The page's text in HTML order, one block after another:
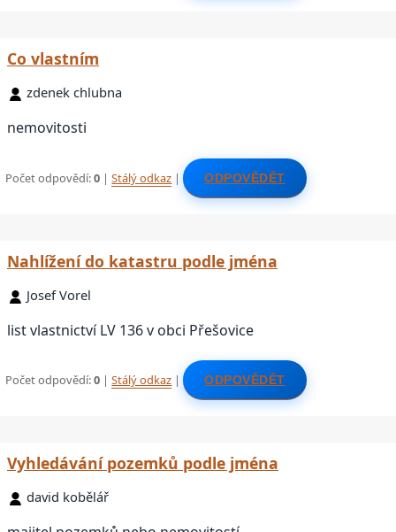
Co vlastním
zdenek chlubna
nemovitosti
Počet odpovědí:0 |Stálý odkaz | ODPOVĚDĚT
Nahlížení do katastru podle jména
Josef Vorel
list vlastnictví LV 136 v obci Přešovice
Počet odpovědí:0 |Stálý odkaz | ODPOVĚDĚT
Vyhledávání pozemků podle jména
david kobělář